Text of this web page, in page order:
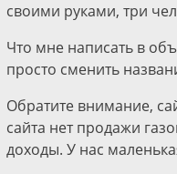
своими руками, три
Что мне написать в
просто сменить
Обратите внимание,
сайта нет продажи
доходы. У нас